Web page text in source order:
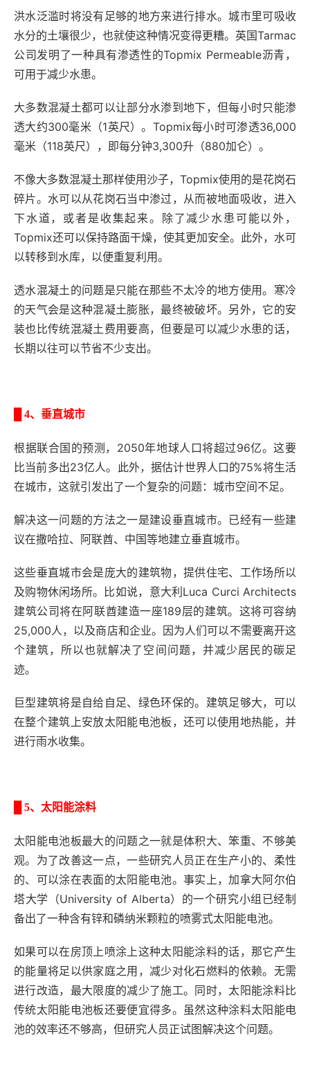
洪水泛滥时将没有足够的地方来进行排水。城市里可吸收
水分的土壤很少，也就使这种情况变得更糟。英国Tarmac
公司发明了一种具有渗透性的Topmix Permeable沥青，
可用于减少水患。
大多数混凝土都可以让部分水渗到地下，但每小时只能渗
透大约300毫米（1英尺）。Topmix每小时可渗透36,000
毫米（118英尺），即每分钟3,300升（880加仑）。
不像大多数混凝土那样使用沙子，Topmix使用的是花岗石
碎片。水可以从花岗石当中渗过，从而被地面吸收，进入
下水道，或者是收集起来。除了减少水患可能以外，
Topmix还可以保持路面干燥，使其更加安全。此外，水可
以转移到水库，以便重复利用。
透水混凝土的问题是只能在那些不太冷的地方使用。寒冷
的天气会是这种混凝土膨胀，最终被破坏。另外，它的安
装也比传统混凝土费用要高，但要是可以减少水患的话，
长期以往可以节省不少支出。
4、垂直城市
根据联合国的预测，2050年地球人口将超过96亿。这要
比当前多出23亿人。此外，据估计世界人口的75%将生活
在城市，这就引发出了一个复杂的问题：城市空间不足。
解决这一问题的方法之一是建设垂直城市。已经有一些建
议在撒哈拉、阿联酋、中国等地建立垂直城市。
这些垂直城市会是庞大的建筑物，提供住宅、工作场所以
及购物休闲场所。比如说，意大利Luca Curci Architects
建筑公司将在阿联酋建造一座189层的建筑。这将可容纳
25,000人，以及商店和企业。因为人们可以不需要离开这
个建筑，所以也就解决了空间问题，并减少居民的碳足
迹。
巨型建筑将是自给自足、绿色环保的。建筑足够大，可以
在整个建筑上安放太阳能电池板，还可以使用地热能，并
进行雨水收集。
5、太阳能涂料
太阳能电池板最大的问题之一就是体积大、笨重、不够美
观。为了改善这一点，一些研究人员正在生产小的、柔性
的、可以涂在表面的太阳能电池。事实上，加拿大阿尔伯
塔大学（University of Alberta）的一个研究小组已经制
备出了一种含有锌和磷纳米颗粒的喷雾式太阳能电池。
如果可以在房顶上喷涂上这种太阳能涂料的话，那它产生
的能量将足以供家庭之用，减少对化石燃料的依赖。无需
进行改造，最大限度的减少了施工。同时，太阳能涂料比
传统太阳能电池板还要便宜得多。虽然这种涂料太阳能电
池的效率还不够高，但研究人员正试图解决这个问题。